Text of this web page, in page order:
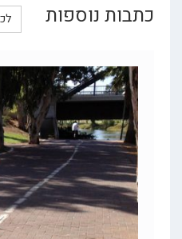
נוספות לכל המאמרים